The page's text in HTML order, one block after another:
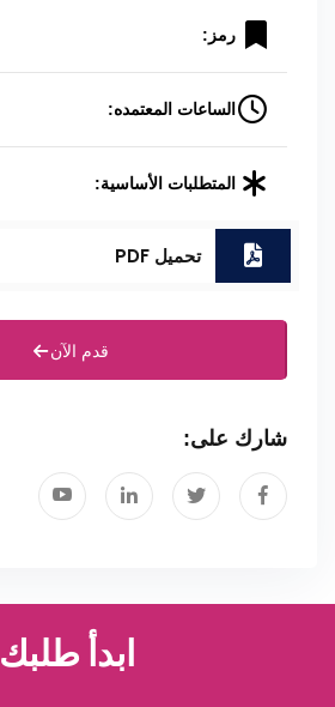
رمز:
الساعات المعتمده:
المتطلبات الأساسية:
تحميل PDF
قدم الآن
شارك على:
ابدأ طلبك